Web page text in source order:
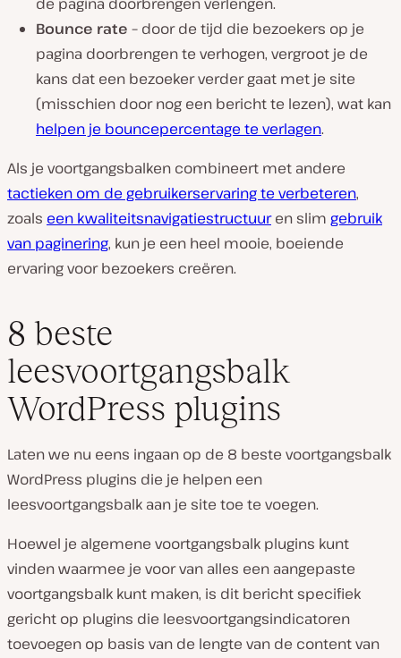
Bounce rate – door de tijd die bezoekers op je
pagina doorbrengen te verhogen, vergroot je de
kans dat een bezoeker verder gaat met je site
(misschien door nog een bericht te lezen), wat kan
helpen je bouncepercentage te verlagen.
Als je voortgangsbalken combineert met andere
tactieken om de gebruikerservaring te verbeteren,
zoals een kwaliteitsnavigatiestructuuren slim gebruik
van paginering, kun je een heel mooie, boeiende
ervaring voor bezoekers creëren.
8 beste
leesvoortgangsbalk
WordPress plugins
Laten we nu eens ingaan op de 8 beste voortgangsbalk
WordPress plugins die je helpen een
leesvoortgangsbalk aan je site toe te voegen.
Hoewel je algemene voortgangsbalk plugins kunt
vinden waarmee je voor van alles een aangepaste
voortgangsbalk kunt maken, is dit bericht specifiek
gericht op plugins die leesvoortgangsindicatoren
toevoegen op basis van de lengte van de content van